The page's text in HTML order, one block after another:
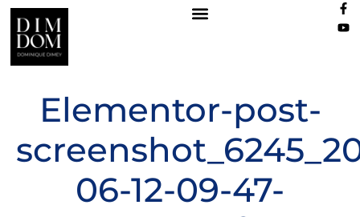
Elementor-post-
06-12-09-47-